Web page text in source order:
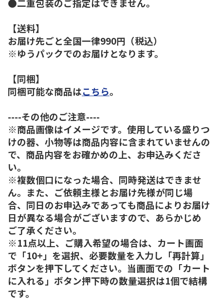
【送料】
お届け先ごと全国一律990円（税込）
※ゆうパックでのお届けとなります。
【同梱】
同梱可能な商品はこちら。
----その他のご注意----
※商品画像はイメージです。使用している盛りつ
けの器、小物等は商品内容に含まれていませんの
で、商品内容をお確かめの上、お申込みくださ
い。
※複数個口になった場合、同時発送はできませ
ん。また、ご依頼主様とお届け先様が同じ場
合、同日のお申込みであっても商品によりお届け
日が異なる場合がございますので、あらかじめ
ご了承ください。
※11点以上、ご購入希望の場合は、カート画面
で「10+」を選択、必要数量を入力し「再計算」
ボタンを押下してください。当画面での「カート
に入れる」ボタン押下時の数量選択は1個で結構
です。